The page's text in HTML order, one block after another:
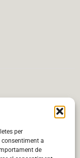
per
a
de